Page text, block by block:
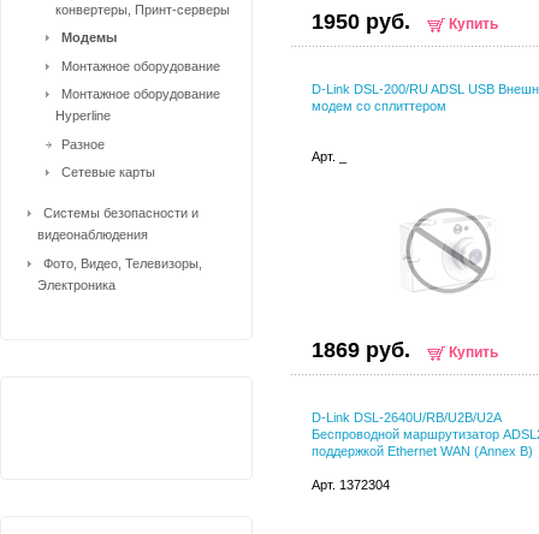
1950 руб. Купить
D-Link DSL-200/RU ADSL USB
модем со сплиттером
Арт. _
1869 руб. Купить
D-Link DSL-2640U/RB/U2B/U2A
Беспроводной маршрутизатор
поддержкой Ethernet WAN (Annex B)
Арт. 1372304
конвертеры, Принт-серверы
Модемы
Монтажное оборудование
Монтажное оборудование
Hyperline
Разное
Сетевые карты
Системы безопасности и
видеонаблюдения
Фото, Видео, Телевизоры,
Электроника